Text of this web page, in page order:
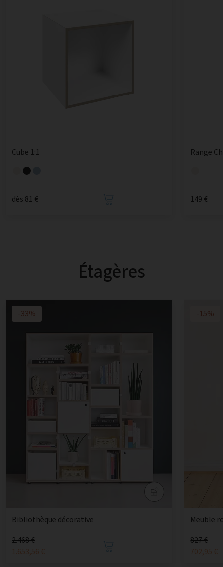
Cube 1:1
dès 81 €
Range
149 €
Étagères
-33%
Bibliothèque décorative
2.468 €
1.653,56 €
-15%
Meuble
827 €
702,95 €